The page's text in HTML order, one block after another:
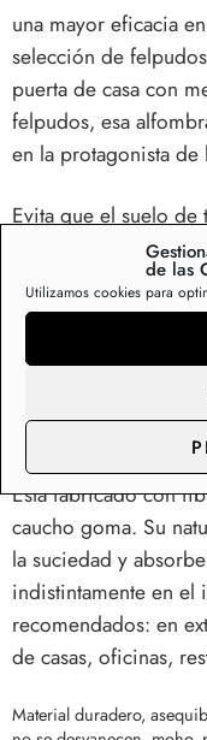
de las
Utilizamos cookies para
una mayor eficacia
selección de
puerta de casa con
felpudos, esa
en la protagonista de
Evita que el suelo de
de manchas,
nuestros felpudo de
limpias, uso
absorbe la
Alfombras y felpudos
exterior, terrazas, y
Está fabricado con
caucho goma. Su
la suciedad y
indistintamente en el
recomendados: en
de casas, oficinas,
Material duradero,